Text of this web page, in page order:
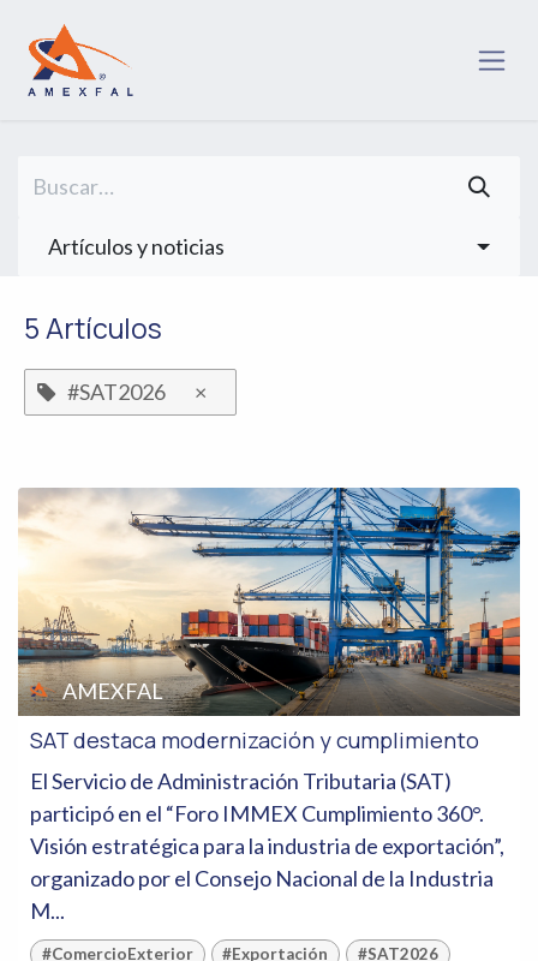
Artículos y noticias
5 Artículos
#SAT2026 ×
AMEXFAL
SAT destaca modernización y cumplimiento
El Servicio de Administración Tributaria (SAT)
participó en el “Foro IMMEX Cumplimiento 360°.
Visión estratégica para la industria de exportación”,
organizado por el Consejo Nacional de la Industria
M...
#ComercioExterior #Exportación #SAT2026